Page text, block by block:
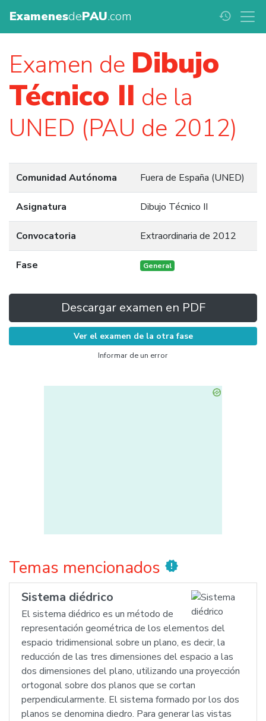
ExamenesdePAU.com history
Examen de Dibujo
Técnico II de la
UNED (PAU de 2012)
Comunidad Autónoma Fuera de España (UNED)
Asignatura Dibujo Técnico II
Convocatoria Extraordinaria de 2012
Fase General
Descargar examen en PDF
Ver el examen de la otra fase
Informar de un error
Temas mencionados new_releases
Sistema diédrico
El sistema diédrico es un método de
representación geométrica de los elementos del
espacio tridimensional sobre un plano, es decir, la
reducción de las tres dimensiones del espacio a las
dos dimensiones del plano, utilizando una proyección
ortogonal sobre dos planos que se cortan
perpendicularmente. El sistema formado por los dos
planos se denomina diedro. Para generar las vistas